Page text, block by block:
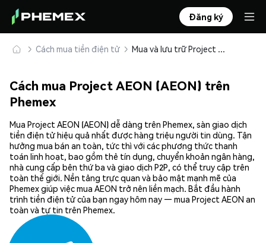
Đăng ký
Cách mua tiền điện tử Mua và lưu trữ Project AEON (AEON) an toàn
Cách mua Project AEON (AEON) trên
Phemex
Mua Project AEON (AEON) dễ dàng trên Phemex, sàn giao dịch
tiền điện tử hiệu quả nhất được hàng triệu người tin dùng. Tận
hưởng mua bán an toàn, tức thì với các phương thức thanh
toán linh hoạt, bao gồm thẻ tín dụng, chuyển khoản ngân hàng,
nhà cung cấp bên thứ ba và giao dịch P2P, có thể truy cập trên
toàn thế giới. Nền tảng trực quan và bảo mật mạnh mẽ của
Phemex giúp việc mua AEON trở nên liền mạch. Bắt đầu hành
trình tiền điện tử của bạn ngay hôm nay — mua Project AEON an
toàn và tự tin trên Phemex.